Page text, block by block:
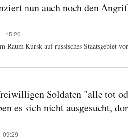
nun auch noch den
- 15:20
Raum Kursk auf russisches Staatsgebiet
Soldaten "alle tot
es sich nicht ausgesucht,
09:29